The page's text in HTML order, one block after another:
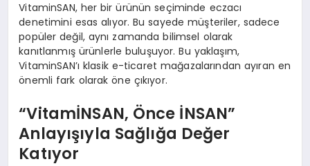
VitaminSAN, her bir ürünün seçiminde eczacı
denetimini esas alıyor. Bu sayede müşteriler, sadece
popüler değil, aynı zamanda bilimsel olarak
kanıtlanmış ürünlerle buluşuyor. Bu yaklaşım,
VitaminSAN’ı klasik e-ticaret mağazalarından ayıran en
önemli fark olarak öne çıkıyor.
“VitamİNSAN, Önce İNSAN”
Anlayışıyla Sağlığa Değer
Katıyor